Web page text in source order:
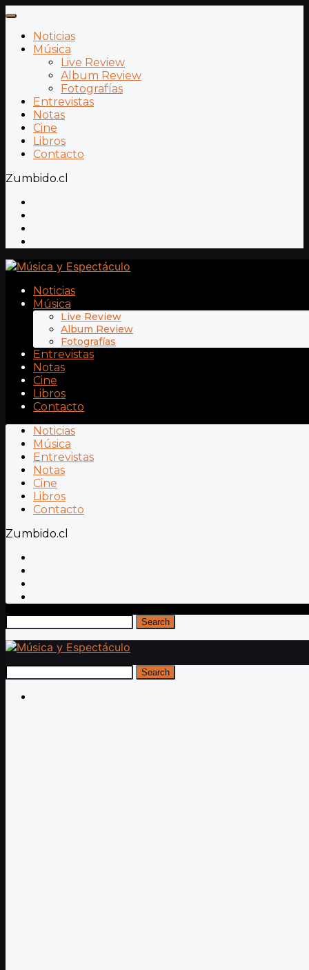
Noticias
Música
Live Review
Album Review
Fotografías
Entrevistas
Notas
Cine
Libros
Contacto
Zumbido.cl
Noticias
Música
Live Review
Album Review
Fotografías
Entrevistas
Notas
Cine
Libros
Contacto
Noticias
Música
Entrevistas
Notas
Cine
Libros
Contacto
Zumbido.cl
Search
Search